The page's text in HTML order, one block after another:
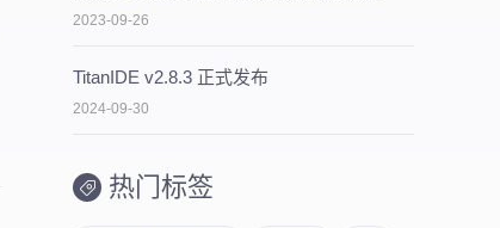
2023-09-26
TitanIDE v2.8.3 正式发布
2024-09-30
热门标签